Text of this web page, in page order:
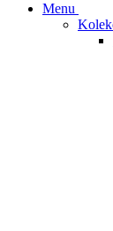
Menu